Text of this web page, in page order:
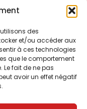
des
et/ou accéder aux
à ces technologies
que le comportement
Le fait de ne pas
avoir un effet négatif